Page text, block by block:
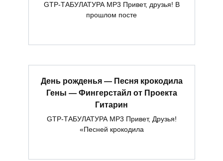
GTP-ТАБУЛАТУРА MP3 Привет, друзья! В
прошлом посте
День рожденья — Песня крокодила
Гены — Фингерстайл от Проекта
Гитарин
GTP-ТАБУЛАТУРА MP3 Привет, Друзья!
«Песней крокодила